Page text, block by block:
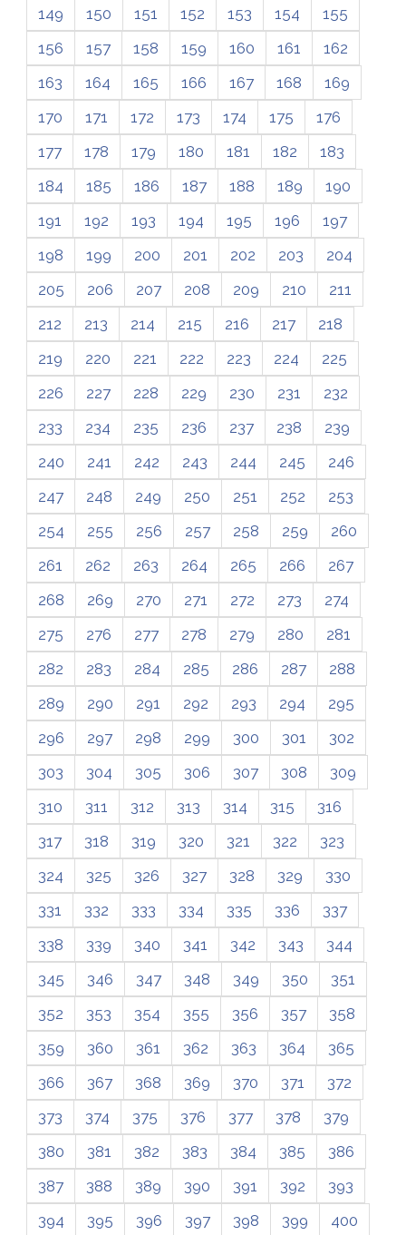
149
150 151 152 153 154
155
156
157 158 159 160 161
162
163
164 165 166 167 168
169
170
171 172 173 174 175
176
177
178 179 180 181 182
183
184
185 186 187 188 189
190
191
192 193 194 195 196
197
198
199 200 201 202 203
204
205
206 207 208 209 210
211
212
213 214 215 216 217
218
219
220 221 222 223 224
225
226
227 228 229 230 231
232
233
234 235 236 237 238
239
240
241 242 243 244 245
246
247
248 249 250 251 252
253
254
255 256 257 258 259
260
261
262 263 264 265 266
267
268
269 270 271 272 273
274
275
276 277 278 279 280
281
282
283 284 285 286 287
288
289
290 291 292 293 294
295
296
297 298 299 300 301
302
303
304 305 306 307 308
309
310
311 312 313 314 315
316
317
318 319 320 321 322
323
324
325 326 327 328 329
330
331
332 333 334 335 336
337
338
339 340 341 342 343
344
345
346 347 348 349 350
351
352
353 354 355 356 357
358
359
360 361 362 363 364
365
366
367 368 369 370 371
372
373
374 375 376 377 378
379
380
381 382 383 384 385
386
387
388 389 390 391 392
393
394
395 396 397 398 399 400